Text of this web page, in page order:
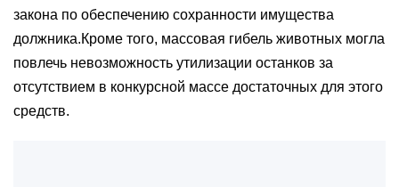
закона по обеспечению сохранности имущества
должника.Кроме того, массовая гибель животных могла
повлечь невозможность утилизации останков за
отсутствием в конкурсной массе достаточных для этого
средств.